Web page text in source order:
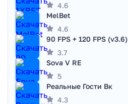
4.6
MelBet
4.6
90 FPS + 120 FPS (v3.6)
3.7
Sova V RE
5
Реальные Гости Вк
4.3